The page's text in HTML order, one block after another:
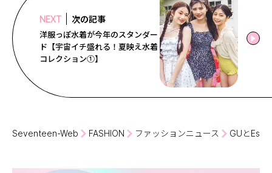
NEXT 次の記事
洋服っぽ水着が今年のスタンダー
ド【宇宙イチ盛れる！夏映え水着
コレクション①】
Seventeen-Web FASHION ファッションニュース GUと